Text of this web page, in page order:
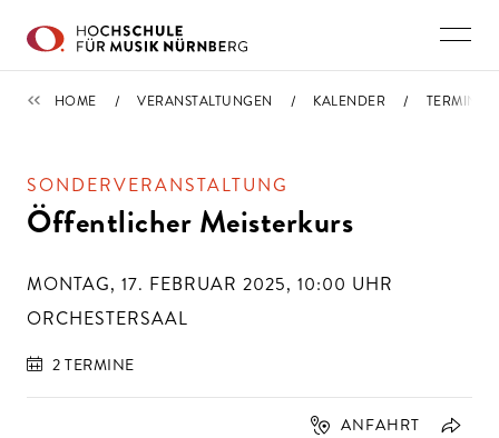
TERMINE
HOME VERANSTALTUNGEN KALENDER TERMIN
SONDERVERANSTALTUNG
Öffentlicher Meisterkurs
MONTAG, 17. FEBRUAR 2025, 10:00 UHR
ORCHESTERSAAL
2 TERMINE
ANFAHRT